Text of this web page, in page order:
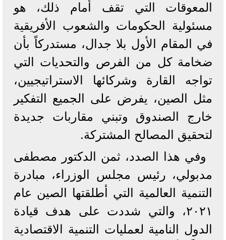
المعوقات التي تقف أمام ذلك، هو
مسئولية الحكومات والشعوب الأفريقية
في المقام الأول بلا جدال، مستدركاً بأن
ضخامة كل من الفرص والتحديات التي
تواجه القارة وشركائها الاستراتيجيين،
مثل الصين، يفرض على الجميع التفكير
خارج الصندوق وتبني مقاربات جديدة
لتحقيق المصالح المشتركة.
وفي هذا الصدد، ثمن الدكتور مصطفى
مدبولي، رئيس مجلس الوزراء، مبادرة
التنمية العالمية التي أطلقتها الصين عام
۲۰۲۱، والتي شددت على هدف قيادة
الدول النامية لعمليات التنمية الاقتصادية